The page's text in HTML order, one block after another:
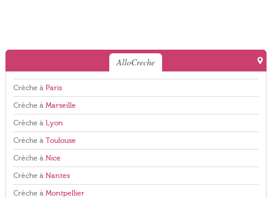
AlloCreche
Crèche à Paris
Crèche à Marseille
Crèche à Lyon
Crèche à Toulouse
Crèche à Nice
Crèche à Nantes
Crèche à Montpellier